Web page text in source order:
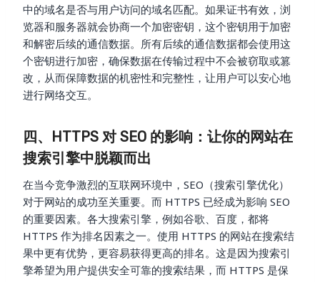
中的域名是否与用户访问的域名匹配。如果证书有效，浏
览器和服务器就会协商一个加密密钥，这个密钥用于加密
和解密后续的通信数据。所有后续的通信数据都会使用这
个密钥进行加密，确保数据在传输过程中不会被窃取或篡
改，从而保障数据的机密性和完整性，让用户可以安心地
进行网络交互。
四、HTTPS 对 SEO 的影响：让你的网站在
搜索引擎中脱颖而出
在当今竞争激烈的互联网环境中，SEO（搜索引擎优化）
对于网站的成功至关重要。而 HTTPS 已经成为影响 SEO
的重要因素。各大搜索引擎，例如谷歌、百度，都将
HTTPS 作为排名因素之一。使用 HTTPS 的网站在搜索结
果中更有优势，更容易获得更高的排名。这是因为搜索引
擎希望为用户提供安全可靠的搜索结果，而 HTTPS 是保